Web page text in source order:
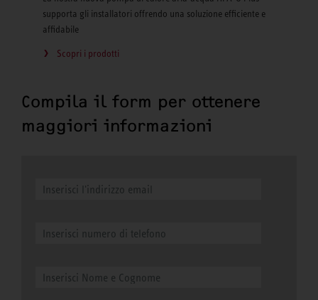
supporta gli installatori offrendo una soluzione efficiente e
affidabile
Scopri i prodotti
Compila il form per ottenere
maggiori informazioni